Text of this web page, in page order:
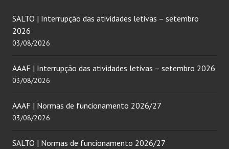
SALTO | Interrupção das atividades letivas – setembro
2026
03/08/2026
AAAF | Interrupção das atividades letivas – setembro 2026
03/08/2026
AAAF | Normas de funcionamento 2026/27
03/08/2026
SALTO | Normas de funcionamento 2026/27